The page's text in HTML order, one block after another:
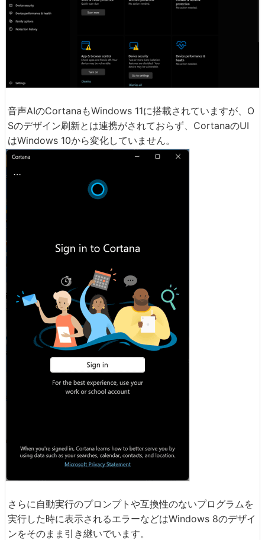
音声AIのCortanaもWindows 11に搭載されていますが、O
Sのデザイン刷新とは連携がされておらず、CortanaのUI
はWindows 10から変化していません。
さらに自動実行のプロンプトや互換性のないプログラムを
実行した時に表示されるエラーなどはWindows 8のデザイ
ンをそのまま引き継いでいます。